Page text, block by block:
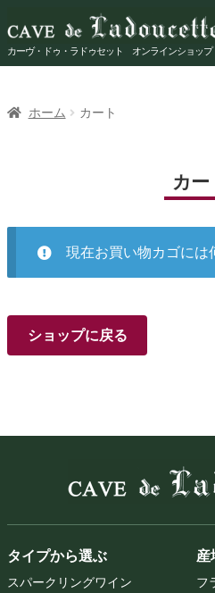
ビ
ゲ
シ
ン
テ
ツ
カーヴ・ドゥ・ラドゥセット オンラインショップ
お問い合わせ
ホーム カート
カー
現在お買い物カゴには
ショップに戻る
タイプから選ぶ
スパークリングワイン
産
フ